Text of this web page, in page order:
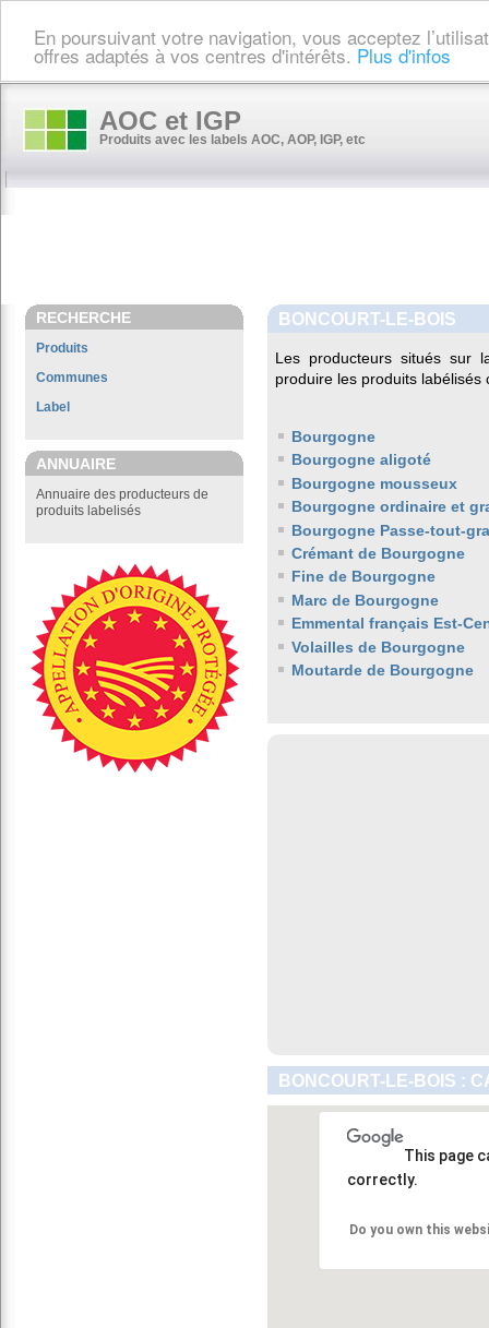
En poursuivant votre navigation, vous acceptez
offres adaptés à vos centres d'intérêts. Plus d'infos
AOC et IGP
Produits avec les labels AOC, AOP, IGP, etc
RECHERCHE
Produits
Communes
Label
ANNUAIRE
Annuaire des producteurs de
produits labelisés
BONCOURT-LE-BOIS
Les producteurs situés sur
produire les produits labélisés
Bourgogne
Bourgogne aligoté
Bourgogne mousseux
Bourgogne ordinaire et
Bourgogne Passe-tout-
Crémant de Bourgogne
Fine de Bourgogne
Marc de Bourgogne
Emmental français Est-
Volailles de Bourgogne
Moutarde de Bourgogne
BONCOURT-LE-BOIS :
This page
correctly.
Do you own this